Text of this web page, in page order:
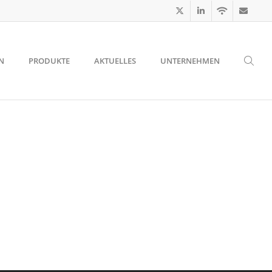
PRODUKTE AKTUELLES UNTERNEHMEN